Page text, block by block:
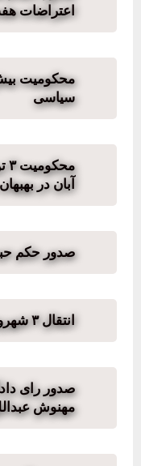
اعتراضات
سیاسی
آبان در
صدور حکم
انتقال ۳ شهروند جهت تحمل حبس به زندان
صدور رای
مهنوش